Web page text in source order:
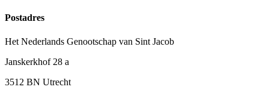
Postadres
Het Nederlands Genootschap van Sint Jacob
Janskerkhof 28 a
3512 BN Utrecht